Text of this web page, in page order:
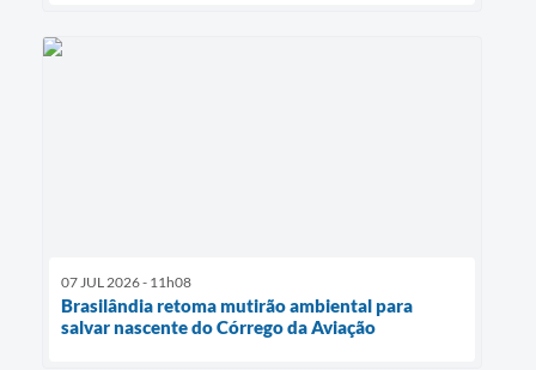
07 JUL 2026 - 11h08
Brasilândia retoma mutirão ambiental para
salvar nascente do Córrego da Aviação